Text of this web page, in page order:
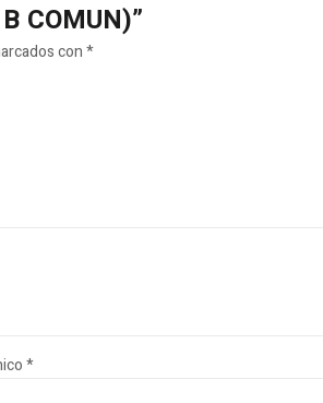
COMUN)”
con*
*